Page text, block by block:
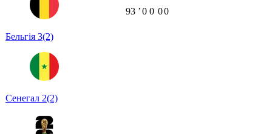
Бельгія 3(2)
Сенегал 2(2)
93 ʼ0 0 00